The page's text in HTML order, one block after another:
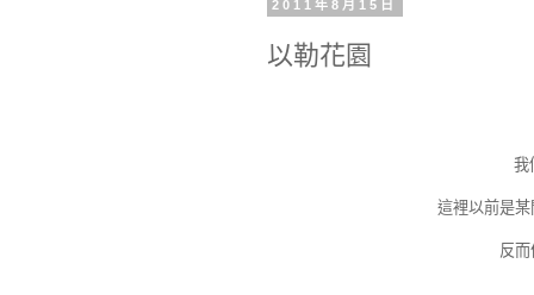
2011年8月15日
以勒花園
我
這裡以前是
反